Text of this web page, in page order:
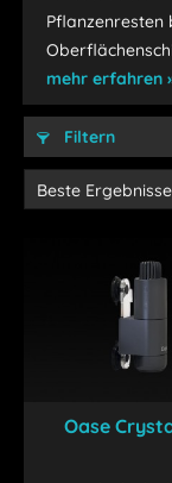
Pflanzenresten
mehr erfahren
Filtern
Oase